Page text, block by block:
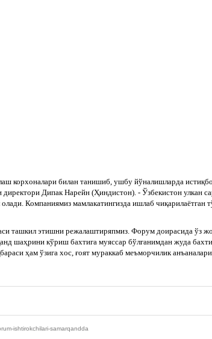
билан танишиб, ушбу йўналишларда
Дипак Нарейн (Ҳиндистон). - Ўзбекистон улкан
Компаниямиз мамлакатингизда ишлаб чиқарилаётган
ташкил этишни режалаштиряпмиз. Форум доирасида ўз
шаҳрини кўриш бахтига муяссар бўлганимдан жуда
ҳам ўзига хос, ғоят мураккаб меъморчилик
ishtirokchilari-samarqandda